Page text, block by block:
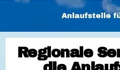
Anlaufstelle
Regionale